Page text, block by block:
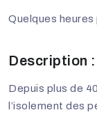
Quelques heures
Description :
Depuis plus de
l’isolement des